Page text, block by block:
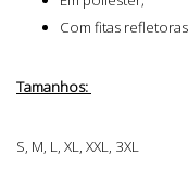
Com fitas
Tamanhos:
S, M, L, XL, XXL, 3XL